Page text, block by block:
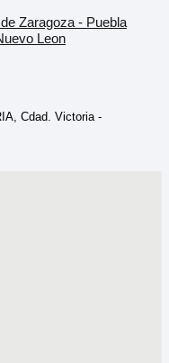
Zaragoza - Puebla
Leon
Cdad. Victoria -